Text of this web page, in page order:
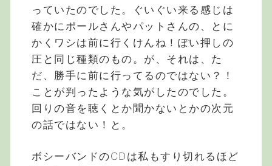
っていたのでした。ぐいぐい来る感じは
確かにポールさんやパットさんの、とに
かくワシは前に行くけんね！ぽい押しの
圧と同じ種類のもの。が、それは、た
だ、勝手に前に行ってるのではない？！
ことが判ったような気がしたのでした。
回りの音を聴くとか聞かないとかの次元
の話ではない！と。
ボシーバンドのCDは私もすり切れるほど